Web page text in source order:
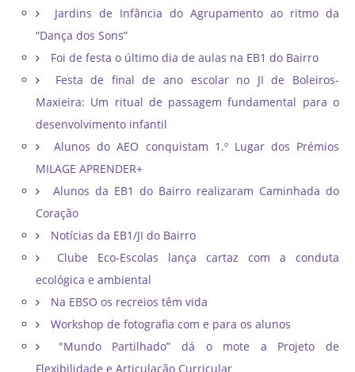
Jardins de Infância do Agrupamento ao ritmo da
“Dança dos Sons”
Foi de festa o último dia de aulas na EB1 do Bairro
Festa de final de ano escolar no JI de Boleiros-
Maxieira: Um ritual de passagem fundamental para o
desenvolvimento infantil
Alunos do AEO conquistam 1.º Lugar dos Prémios
MILAGE APRENDER+
Alunos da EB1 do Bairro realizaram Caminhada do
Coração
Notícias da EB1/JI do Bairro
Clube Eco-Escolas lança cartaz com a conduta
ecológica e ambiental
Na EBSO os recreios têm vida
Workshop de fotografia com e para os alunos
"Mundo Partilhado” dá o mote a Projeto de
Flexibilidade e Articulação Curricular